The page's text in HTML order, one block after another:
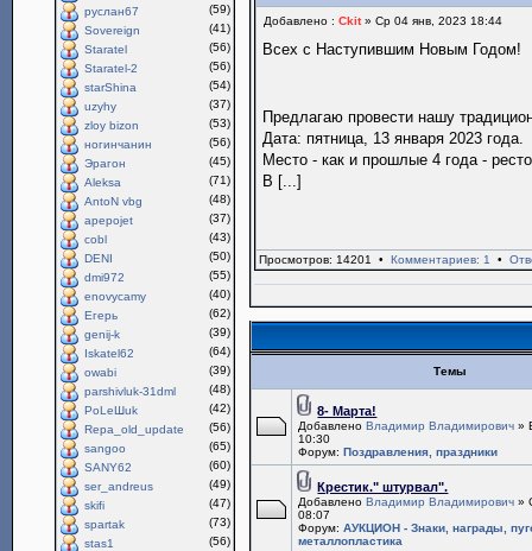
руслан67
(59)
Sovereign
(41)
Staratel
(56)
Staratel-2
(56)
starShina
(54)
uzyhy
(37)
zloy bizon
(53)
ногинчанин
(56)
Эрагон
(45)
Aleksa
(71)
AntoN vbg
(48)
apepojet
(37)
cobl
(43)
DENI
(50)
dmi972
(55)
enovycamy
(40)
Егерь
(62)
genij-k
(39)
Iskatel62
(64)
owabi
(39)
parshivluk-31dml
(48)
PoLeШuk
(42)
Repa_old_update
(56)
sangoo
(65)
SANY62
(60)
ser_andreus
(49)
skifi
(47)
spartak
(73)
stas1
(56)
Добавлено :Ckit» Ср 04 янв, 2023 18:44
Всех с Наступившим Новым Годом!
Предлагаю провести нашу
Дата: пятница, 13 января 2023 года.
Место - как и прошлые 4 года -
В [...]
Просмотров: 14201 •Комментариев: 1 •
Темы
8- Марта!
ДобавленоВладимир Владимирович »
10:30
Форум:Поздравления, праздники
Крестик." штурвал".
ДобавленоВладимир Владимирович »
08:07
Форум:АУКЦИОН - Знаки, награды,
металлопластика